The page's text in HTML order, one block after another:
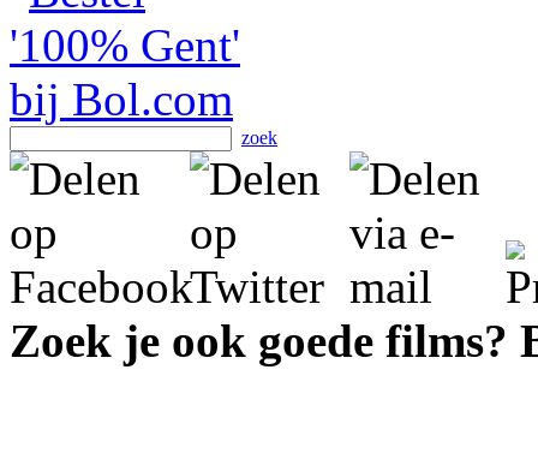
zoek
Zoek je ook goede films?